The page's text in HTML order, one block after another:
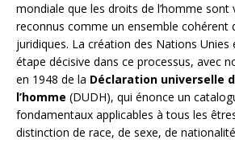
mondiale que les droits de l’homme sont
reconnus comme un ensemble cohérent
juridiques. La création des Nations Unies
étape décisive dans ce processus, avec
en 1948 de la Déclaration universelle
l’homme (DUDH), qui énonce un
fondamentaux applicables à tous les
distinction de race, de sexe, de